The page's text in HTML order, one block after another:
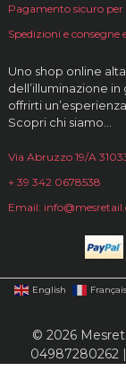
Pagamento sicuro
Spedizioni e consegne
Uno shop online
dell’illuminazione
offrirti
Scopri chi siamo…
Via Abruzzo 19/A
+ 39 342 0678538
Email:
English Français
© 2026
04987280262